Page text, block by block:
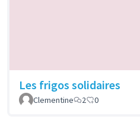
Les frigos solidaires
Clementine
2 0